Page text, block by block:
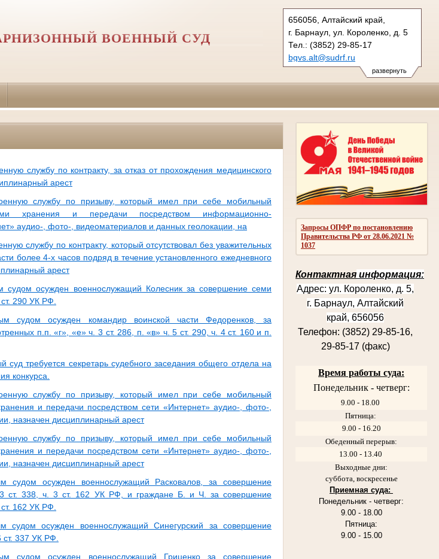
развернуть
656056, Алтайский край,
г. Барнаул, ул. Короленко, д. 5
Тел.: (3852) 29-85-17
bgvs.alt@sudrf.ru
ВОЕННЫЙ СУД
Запросы ОПФР по постановлению
Правительства РФ от 28.06.2021 №
1037
Контактная информация:
Адрес:ул. Короленко, д. 5,
г. Барнаул, Алтайский
край, 656056
Телефон: (3852) 29-85-16,
29-85-17 (факс)
Время работы суда:
Понедельник - четверг:
9.00 - 18.00
Пятница:
9.00 - 16.20
Обеденный перерыв:
13.00 - 13.40
Выходные дни:
суббота, воскресенье
Приемная суда:
Понедельник - четверг:
9.00 - 18.00
Пятница:
9.00 - 15.00
службу по контракту, за отказ от прохождения медицинского
арест
службу по призыву, который имел при себе мобильный
хранения и передачи посредством информационно-
аудио-, фото-, видеоматериалов и данных геолокации, на
службу по контракту, который отсутствовал без уважительных
более 4-х часов подряд в течение установленного ежедневного
арест
судом осужден военнослужащий Колесник за совершение семи
290 УК РФ.
судом осужден командир воинской части Федоренков, за
п.п. «г», «е» ч. 3 ст. 286, п. «в» ч. 5 ст. 290, ч. 4 ст. 160 и п.
суд требуется секретарь судебного заседания общего отдела на
конкурса.
службу по призыву, который имел при себе мобильный
и передачи посредством сети «Интернет» аудио-, фото-,
назначен дисциплинарный арест
службу по призыву, который имел при себе мобильный
и передачи посредством сети «Интернет» аудио-, фото-,
назначен дисциплинарный арест
судом осужден военнослужащий Расковалов, за совершение
3 ст. 338, ч. 3 ст. 162 УК РФ, и граждане Б. и Ч. за совершение
162 УК РФ.
судом осужден военнослужащий Синегурский за совершение
ст. 337 УК РФ.
судом осужден военнослужащий Гриценко за совершение